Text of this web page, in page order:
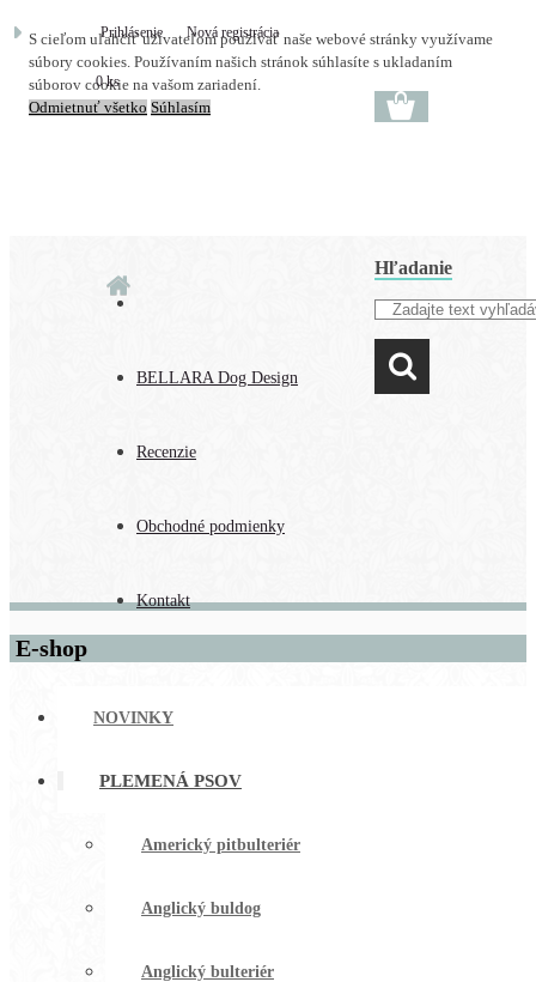
S cieľom uľahčiť užívateľom používať naše webové stránky využívame
súbory cookies. Používaním našich stránok súhlasíte s ukladaním
súborov cookie na vašom zariadení.
Odmietnuť všetko Súhlasím
BELLARA Dog Design
Recenzie
Obchodné podmienky
Kontakt
Hľadanie
Prihlásenie Nová registrácia
0 ks
E-shop
NOVINKY
PLEMENÁ PSOV
Americký pitbulteriér
Anglický buldog
Anglický bulteriér